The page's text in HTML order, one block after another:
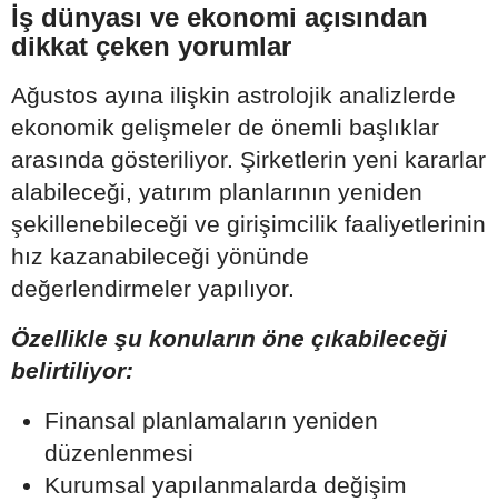
İş dünyası ve ekonomi açısından
dikkat çeken yorumlar
Ağustos ayına ilişkin astrolojik analizlerde
ekonomik gelişmeler de önemli başlıklar
arasında gösteriliyor. Şirketlerin yeni kararlar
alabileceği, yatırım planlarının yeniden
şekillenebileceği ve girişimcilik faaliyetlerinin
hız kazanabileceği yönünde
değerlendirmeler yapılıyor.
Özellikle şu konuların öne çıkabileceği
belirtiliyor:
Finansal planlamaların yeniden
düzenlenmesi
Kurumsal yapılanmalarda değişim